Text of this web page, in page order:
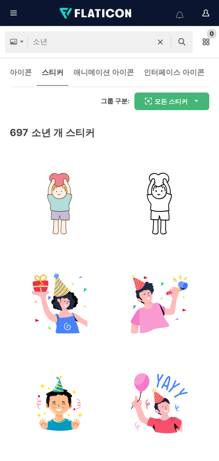
0
아이콘 스티커 애니메이션 아이콘 인터페이스 아이콘
그룹 구분: 모든 스티커
697 소년 개 스티커